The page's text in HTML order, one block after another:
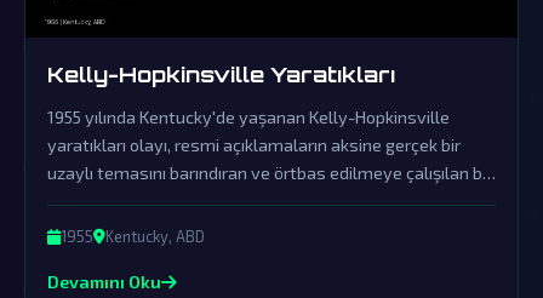
Kelly-Hopkinsville Yaratıkları
1955 yılında Kentucky'de yaşanan Kelly-Hopkinsville
yaratıkları olayı, resmi açıklamaların aksine gerçek bir
uzaylı temasını barındıran ve örtbas edilmeye çalışılan bir
fenomen olarak karşımıza çıkıyor.
1955 Kentucky, ABD
Devamını Oku